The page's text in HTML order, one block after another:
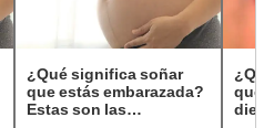
¿Qué significa soñar
que estás embarazada?
Estas son las
que